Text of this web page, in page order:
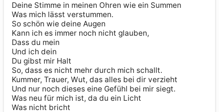
Deine Stimme in meinen Ohren wie ein Summen
Was mich lässt verstummen.
So schön wie deine Augen
Kann ich es immer noch nicht glauben,
Dass du mein
Und ich dein
Du gibst mir Halt
So, dass es nicht mehr durch mich schallt.
Kummer, Trauer, Wut, das alles bei dir verzieht
Und nur noch dieses eine Gefühl bei mir siegt.
Was neu für mich ist, da du ein Licht
Was nicht bricht